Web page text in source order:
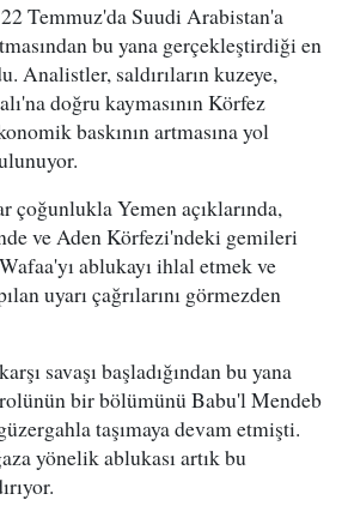
Temmuz'da Suudi Arabistan'a
bu yana gerçekleştirdiği en
Analistler, saldırıların kuzeye,
doğru kaymasının Körfez
baskının artmasına yol
çoğunlukla Yemen açıklarında,
ve Aden Körfezi'ndeki gemileri
ablukayı ihlal etmek ve
uyarı çağrılarını görmezden
savaşı başladığından bu yana
bir bölümünü Babu'l Mendeb
taşımaya devam etmişti.
yönelik ablukası artık bu